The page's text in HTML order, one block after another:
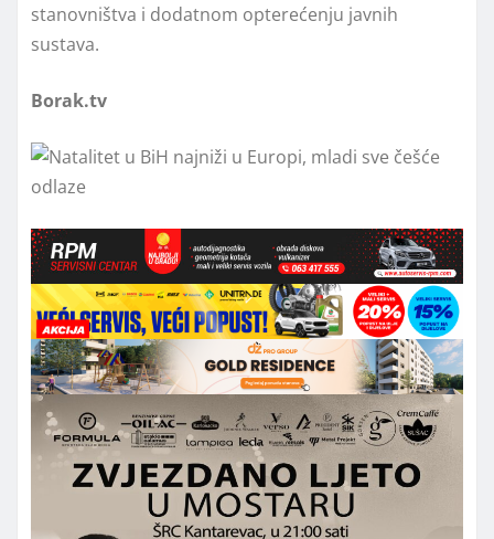
stanovništva i dodatnom opterećenju javnih
sustava.
Borak.tv